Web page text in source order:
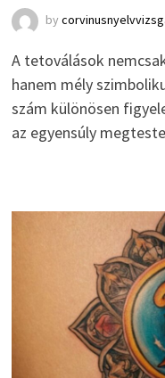
by
A tetoválások
hanem mély
szám különösen
az egyensúly